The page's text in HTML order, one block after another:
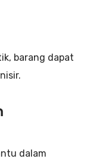
barang dapat
dalam